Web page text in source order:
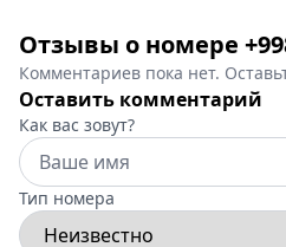
Отзывы о номере
Комментариев пока нет.
Оставить комментарий
Как вас зовут?
Тип номера